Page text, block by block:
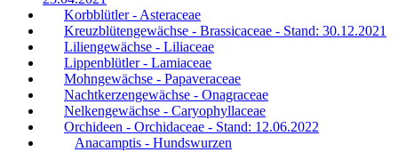
Korbblütler - Asteraceae
Kreuzblütengewächse - Brassicaceae - Stand: 30.12.2021
Liliengewächse - Liliaceae
Lippenblütler - Lamiaceae
Mohngewächse - Papaveraceae
Nachtkerzengewächse - Onagraceae
Nelkengewächse - Caryophyllaceae
Orchideen - Orchidaceae - Stand: 12.06.2022
Anacamptis - Hundswurzen